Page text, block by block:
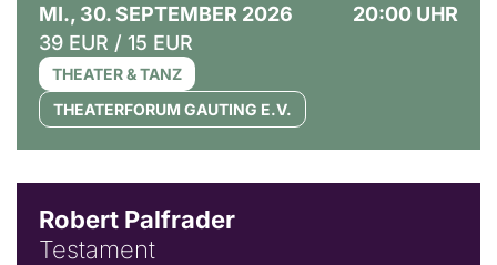
MI., 30. SEPTEMBER 2026
20:00 UHR
39 EUR / 15 EUR
THEATER & TANZ
THEATERFORUM GAUTING E.V.
Robert Palfrader
Testament